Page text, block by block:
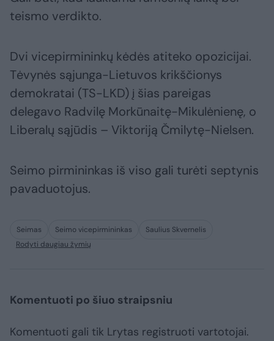
teismo verdikto.
Dvi vicepirmininkų kėdės atiteko opozicijai.
Tėvynės sąjunga-Lietuvos krikščionys
demokratai (TS-LKD) į šias pareigas
delegavo Radvilę Morkūnaitę-Mikulėnienę, o
Liberalų sąjūdis – Viktoriją Čmilytę-Nielsen.
Seimo pirmininkas iš viso gali turėti septynis
pavaduotojus.
Seimas Seimo vicepirmininkas
Saulius Skvernelis
Rodyti daugiau žymių
Komentuoti po šiuo straipsniu
Komentuoti gali tik Lrytas registruoti vartotojai.